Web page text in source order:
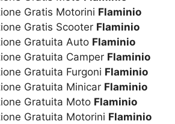
Gratis Motorini Flaminio
Gratis Scooter Flaminio
Gratuita Auto Flaminio
Gratuita Camper Flaminio
Gratuita Furgoni Flaminio
Gratuita Minicar Flaminio
Gratuita Moto Flaminio
Gratuita Motorini Flaminio